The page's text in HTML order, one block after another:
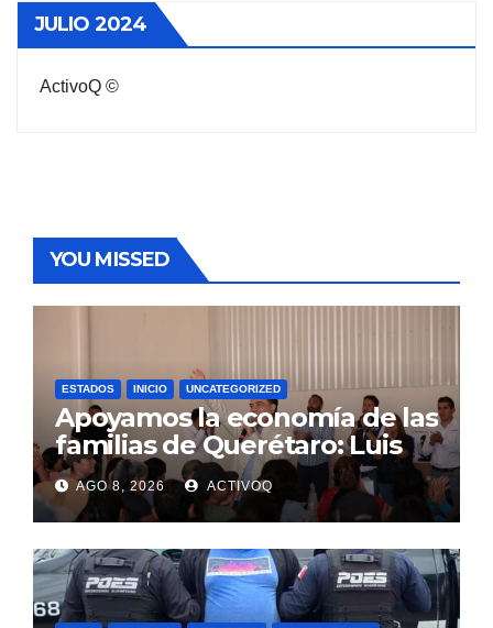
JULIO 2024
ActivoQ ©
YOU MISSED
ESTADOS INICIO UNCATEGORIZED
Apoyamos la economía de las
familias de Querétaro: Luis
Nava
AGO 8, 2026 ACTIVOQ